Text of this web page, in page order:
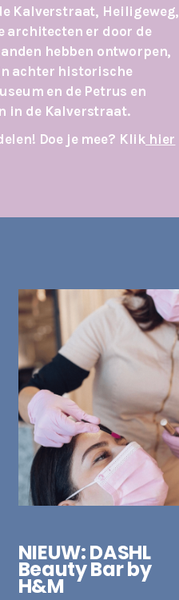
Kalverstraat, Heiligeweg,
architecten er door de
hebben ontworpen,
achter historische
en de Petrus en
in de Kalverstraat.
Doe je mee? Klik hier
NIEUW: DASHL
Beauty Bar by
H&M